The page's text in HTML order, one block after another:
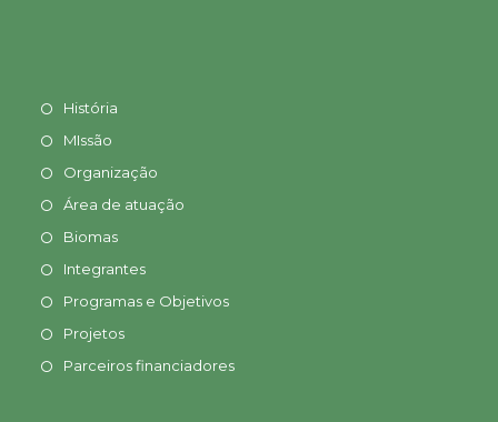
História
MIssão
Organização
Área de atuação
Biomas
Integrantes
Programas e Objetivos
Projetos
Parceiros financiadores